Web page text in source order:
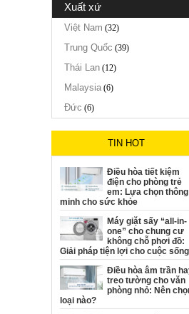
xuất xứ
Việt Nam (32)
Trung Quốc (39)
Thái Lan (12)
Malaysia (6)
Đức (6)
TIN HOT
Điều hòa tiết kiệm
điện cho phòng trẻ
em: Lựa chọn thông
minh cho sức khỏe
Máy giặt sấy “all-in-
one” cho chung cư
không chỗ phơi đồ:
Giải pháp tiện lợi cho cuộc sống
Điều hòa âm trần
treo tường cho văn
phòng nhỏ: Nên
loại nào?